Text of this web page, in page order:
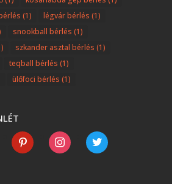
(1) légvár bérlés (1)
snookball bérlés (1)
szkander asztal bérlés (1)
teqball bérlés (1)
ülőfoci bérlés (1)
pinterest instagram twitter